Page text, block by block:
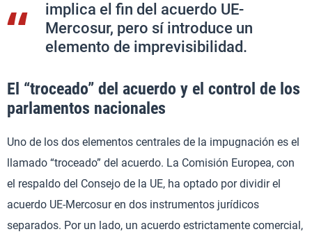
implica el fin del acuerdo UE-
Mercosur, pero sí introduce un
elemento de imprevisibilidad.
El “troceado” del acuerdo y el control de los
parlamentos nacionales
Uno de los dos elementos centrales de la impugnación es el
llamado “troceado” del acuerdo. La Comisión Europea, con
el respaldo del Consejo de la UE, ha optado por dividir el
acuerdo UE-Mercosur en dos instrumentos jurídicos
separados. Por un lado, un acuerdo estrictamente comercial,